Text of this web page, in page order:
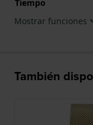
Tiempo
Mostrar funciones
También